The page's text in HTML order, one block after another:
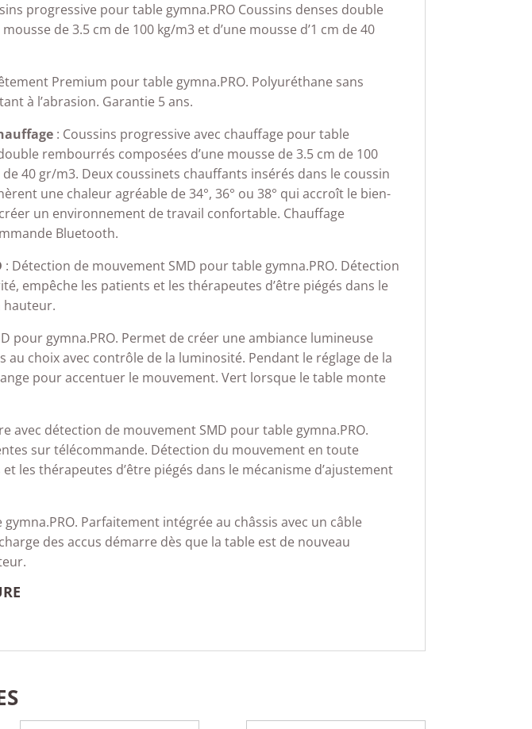
progressive pour table gymna.PRO Coussins denses double
de 3.5 cm de 100 kg/m3 et d’une mousse d’1 cm de 40
Premium pour table gymna.PRO. Polyuréthane sans
à l’abrasion. Garantie 5 ans.
: Coussins progressive avec chauffage pour table
rembourrés composées d’une mousse de 3.5 cm de 100
de 40 gr/m3. Deux coussinets chauffants insérés dans le coussin
une chaleur agréable de 34°, 36° ou 38° qui accroît le bien-
un environnement de travail confortable. Chauffage
Bluetooth.
: Détection de mouvement SMD pour table gymna.PRO. Détection
empêche les patients et les thérapeutes d’être piégés dans le
hauteur.
pour gymna.PRO. Permet de créer une ambiance lumineuse
au choix avec contrôle de la luminosité. Pendant le réglage de la
pour accentuer le mouvement. Vert lorsque le table monte
avec détection de mouvement SMD pour table gymna.PRO.
sur télécommande. Détection du mouvement en toute
les thérapeutes d’être piégés dans le mécanisme d’ajustement
Parfaitement intégrée au châssis avec un câble
des accus démarre dès que la table est de nouveau